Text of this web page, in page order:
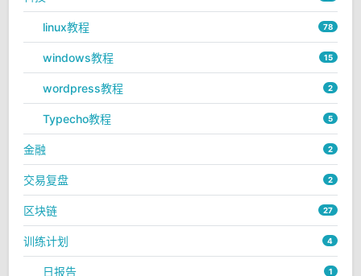
linux教程 78
windows教程 15
wordpress教程 2
Typecho教程 5
金融 2
交易复盘 2
区块链 27
训练计划 4
日报告 1